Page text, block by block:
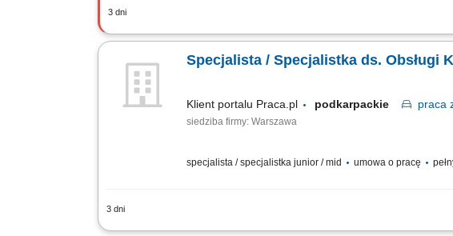
3 dni
What we do We are dedicated to helping the world's
Specjalista / Specjalistka ds. Obsługi
Klient portalu Praca.pl podkarpackie praca
siedziba firmy: Warszawa
specjalista / specjalistka junior / mid umowa o pracę
3 dni
zapewnianie profesjonalnej obsługi klienta w języku